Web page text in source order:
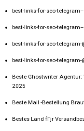
best-links-for-seo-
best-links-for-seo-
best-links-for-seo-telegram-
best-links-for-seo-telegram-
Beste Ghostwriter
2025
Beste Mail -Bestellung
Bestes Land fГјr